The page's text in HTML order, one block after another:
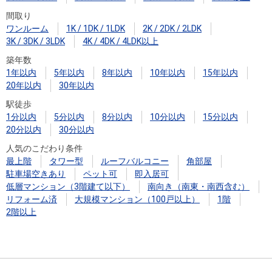
間取り
ワンルーム
1K / 1DK / 1LDK
2K / 2DK / 2LDK
3K / 3DK / 3LDK
4K / 4DK / 4LDK以上
築年数
1年以内
5年以内 8年以内 10年以内
15年以内
20年以内
30年以内
駅徒歩
1分以内
5分以内 8分以内 10分以内
15分以内
20分以内
30分以内
人気のこだわり条件
最上階
タワー型 ルーフバルコニー
角部屋
駐車場空きあり
ペット可
即入居可
低層マンション（3階建て以下）
南向き（南東・南西含む）
リフォーム済
大規模マンション（100戸以上）
1階
2階以上